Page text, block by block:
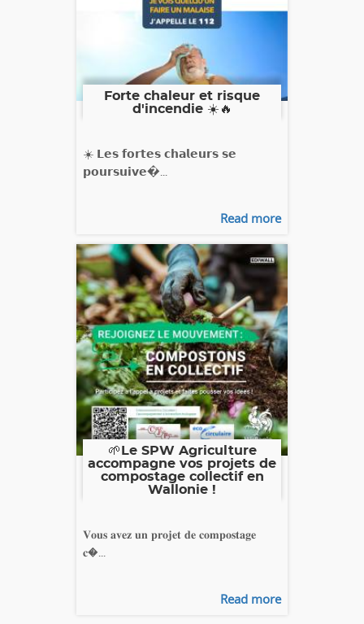
Forte chaleur et risque
d'incendie ☀️🔥
☀️ 𝗟𝗲𝘀 𝗳𝗼𝗿𝘁𝗲𝘀 𝗰𝗵𝗮𝗹𝗲𝘂𝗿𝘀 𝘀𝗲
𝗽𝗼𝘂𝗿𝘀𝘂𝗶𝘃𝗲�...
Read more
🌱Le SPW Agriculture
accompagne vos projets de
compostage collectif en
Wallonie !
𝐕𝐨𝐮𝐬 𝐚𝐯𝐞𝐳 𝐮𝐧 𝐩𝐫𝐨𝐣𝐞𝐭 𝐝𝐞 𝐜𝐨𝐦𝐩𝐨𝐬𝐭𝐚𝐠𝐞
𝐜�...
Read more